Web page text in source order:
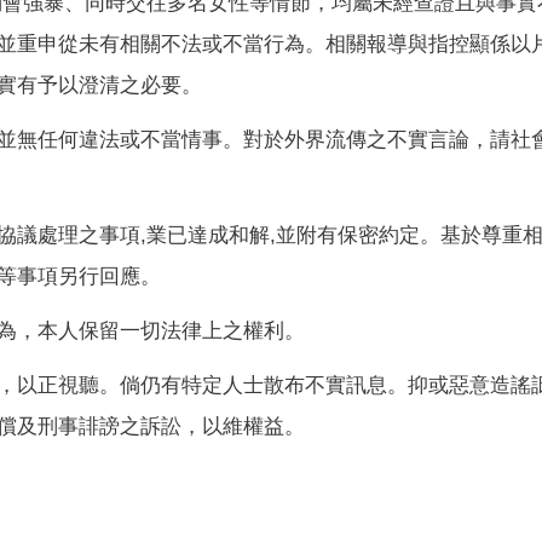
重申從未有相關不法或不當行為。相關報導與指控顯係以
有予以澄清之必要。
無任何違法或不當情事。對於外界流傳之不實言論，請社
議處理之事項,業已達成和解,並附有保密約定。基於尊重
事項另行回應。
本人保留一切法律上之權利。
以正視聽。倘仍有特定人士散布不實訊息。抑或惡意造謠
刑事誹謗之訴訟，以維權益。